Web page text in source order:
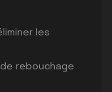
les
rebouchage